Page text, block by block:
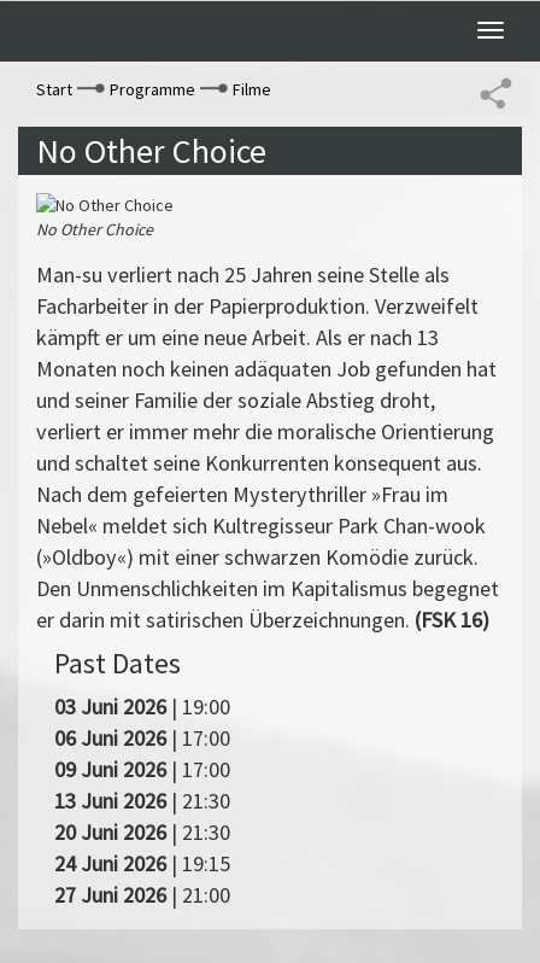
Toggle
Start
Programme Filme
No Other Choice
No Other Choice
Man-su verliert nach 25 Jahren seine Stelle als
Facharbeiter in der Papierproduktion. Verzweifelt
kämpft er um eine neue Arbeit. Als er nach 13
Monaten noch keinen adäquaten Job gefunden hat
und seiner Familie der soziale Abstieg droht,
verliert er immer mehr die moralische Orientierung
und schaltet seine Konkurrenten konsequent aus.
Nach dem gefeierten Mysterythriller »Frau im
Nebel« meldet sich Kultregisseur Park Chan-wook
(»Oldboy«) mit einer schwarzen Komödie zurück.
Den Unmenschlichkeiten im Kapitalismus begegnet
er darin mit satirischen Überzeichnungen. (FSK 16)
Past Dates
03 Juni 2026| 19:00
06 Juni 2026| 17:00
09 Juni 2026| 17:00
13 Juni 2026| 21:30
20 Juni 2026| 21:30
24 Juni 2026| 19:15
27 Juni 2026| 21:00